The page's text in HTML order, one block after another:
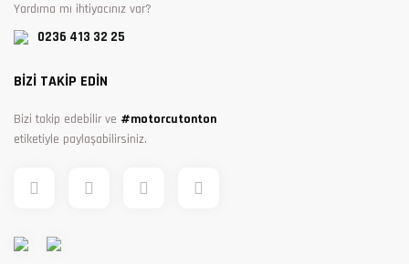
Yardıma mı ihtiyacınız var?
0236 413 32 25
BİZİ TAKİP EDİN
Bizi takip edebilir ve #motorcutonton
etiketiyle paylaşabilirsiniz.